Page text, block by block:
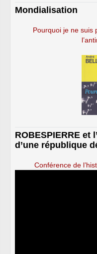
Mondialisation
Pourquoi je ne suis
ROBESPIERRE et
d’une république
Conférence de